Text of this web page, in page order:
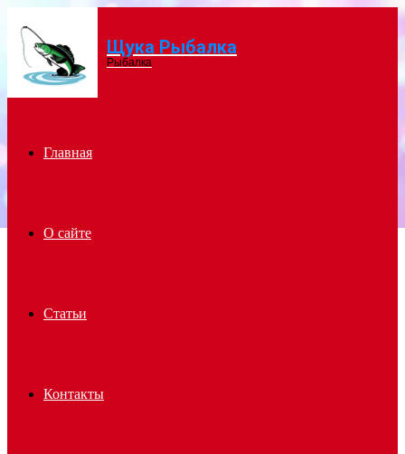
Menu Щука Рыбалка
Рыбалка
Главная
О сайте
Статьи
Контакты